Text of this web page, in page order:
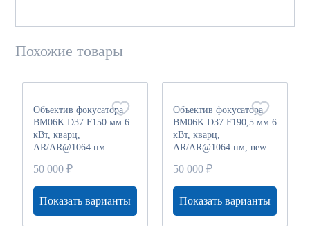
Похожие товары
Объектив фокусатора
BM06K D37 F150 мм 6
кВт, кварц,
AR/AR@1064 нм
50 000 ₽
Показать варианты
Объектив фокусатора
BM06K D37 F190,5 мм 6
кВт, кварц,
AR/AR@1064 нм, new
50 000 ₽
Показать варианты